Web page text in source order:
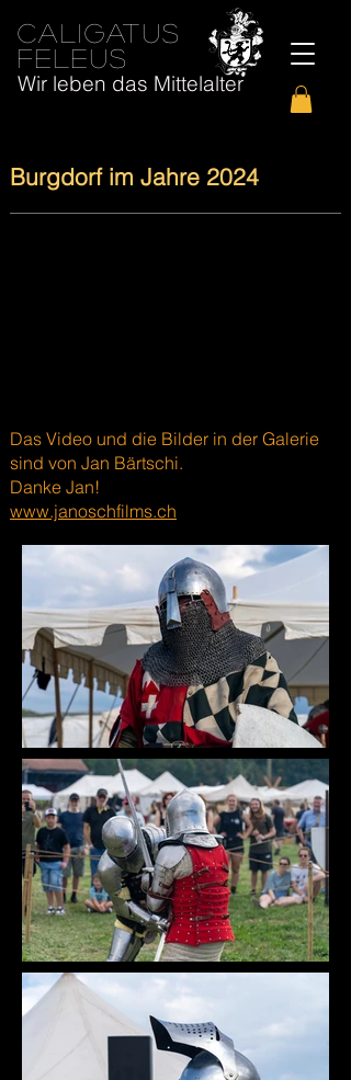
caligatus
feleus
Wir leben das Mittelalter
Burgdorf im Jahre 2024
Das Video und die Bilder in der Galerie
sind von Jan Bärtschi.
Danke Jan!
www.janoschfilms.ch